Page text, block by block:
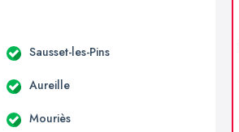
Sausset-les-Pins
Aureille
Mouriès